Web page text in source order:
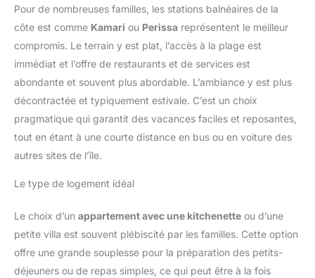
Pour de nombreuses familles, les stations balnéaires de la
côte est comme Kamari ou Perissa représentent le meilleur
compromis. Le terrain y est plat, l’accès à la plage est
immédiat et l’offre de restaurants et de services est
abondante et souvent plus abordable. L’ambiance y est plus
décontractée et typiquement estivale. C’est un choix
pragmatique qui garantit des vacances faciles et reposantes,
tout en étant à une courte distance en bus ou en voiture des
autres sites de l’île.
Le type de logement idéal
Le choix d’un appartement avec une kitchenette ou d’une
petite villa est souvent plébiscité par les familles. Cette option
offre une grande souplesse pour la préparation des petits-
déjeuners ou de repas simples, ce qui peut être à la fois